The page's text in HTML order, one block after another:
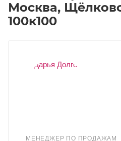
Москва,
100к100
МЕНЕДЖЕР ПО ПРОДАЖАМ